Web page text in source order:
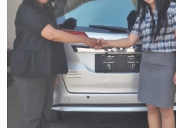
Transmisi Manual 5-
speed
Bahan Bakar Bensin
Sistem Bahan Bakar
Kapasitas Bahan Bakar
Ukuran Dimensi
Panjang 3660 mm